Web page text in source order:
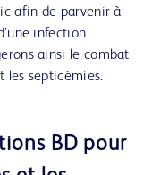
afin de parvenir à
infection
ainsi le combat
les septicémies.
BD pour